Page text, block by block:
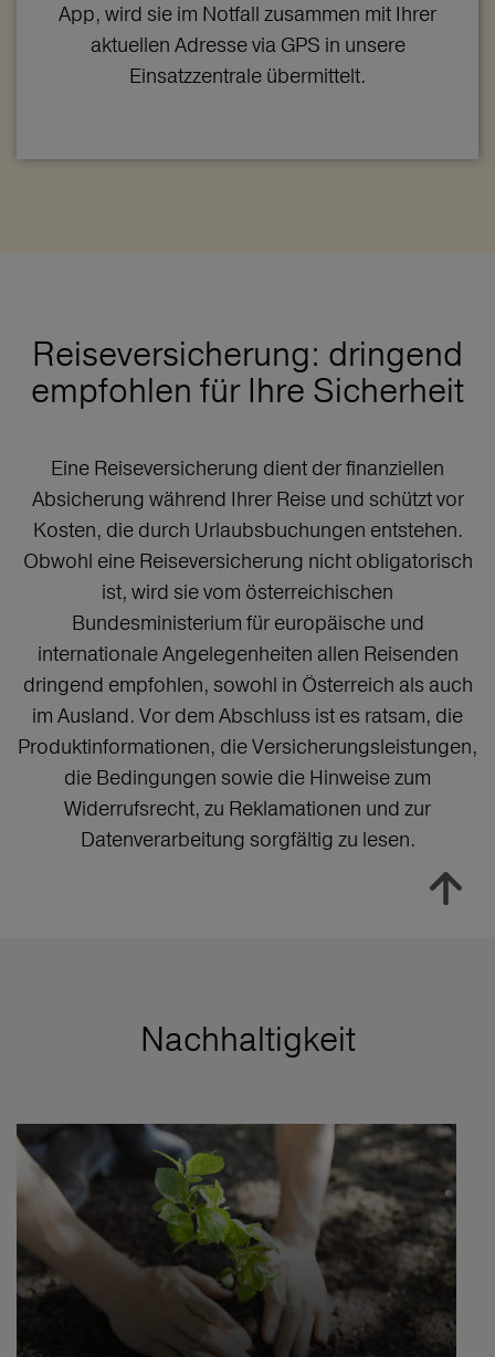
App, wird sie im Notfall zusammen mit Ihrer
aktuellen Adresse via GPS in unsere
Einsatzzentrale übermittelt.
Reiseversicherung: dringend
empfohlen für Ihre Sicherheit
Eine Reiseversicherung dient der finanziellen
Absicherung während Ihrer Reise und schützt vor
Kosten, die durch Urlaubsbuchungen entstehen.
Obwohl eine Reiseversicherung nicht obligatorisch
ist, wird sie vom österreichischen
Bundesministerium für europäische und
internationale Angelegenheiten allen Reisenden
dringend empfohlen, sowohl in Österreich als auch
im Ausland. Vor dem Abschluss ist es ratsam, die
Produktinformationen, die Versicherungsleistungen,
die Bedingungen sowie die Hinweise zum
Widerrufsrecht, zu Reklamationen und zur
Datenverarbeitung sorgfältig zu lesen.
Nachhaltigkeit